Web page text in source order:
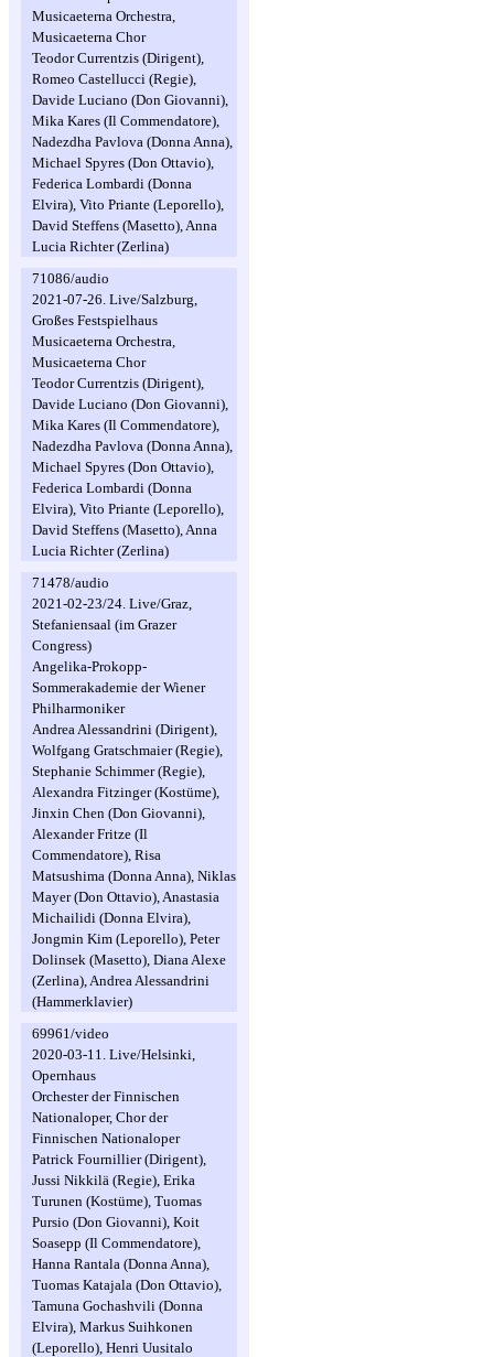
Musicaeterna Orchestra,
Musicaeterna Chor
Teodor Currentzis (Dirigent),
Romeo Castellucci (Regie),
Davide Luciano (Don Giovanni),
Mika Kares (Il Commendatore),
Nadezdha Pavlova (Donna Anna),
Michael Spyres (Don Ottavio),
Federica Lombardi (Donna
Elvira), Vito Priante (Leporello),
David Steffens (Masetto), Anna
Lucia Richter (Zerlina)
71086/audio
2021-07-26. Live/Salzburg,
Großes Festspielhaus
Musicaeterna Orchestra,
Musicaeterna Chor
Teodor Currentzis (Dirigent),
Davide Luciano (Don Giovanni),
Mika Kares (Il Commendatore),
Nadezdha Pavlova (Donna Anna),
Michael Spyres (Don Ottavio),
Federica Lombardi (Donna
Elvira), Vito Priante (Leporello),
David Steffens (Masetto), Anna
Lucia Richter (Zerlina)
71478/audio
2021-02-23/24. Live/Graz,
Stefaniensaal (im Grazer
Congress)
Angelika-Prokopp-
Sommerakademie der Wiener
Philharmoniker
Andrea Alessandrini (Dirigent),
Wolfgang Gratschmaier (Regie),
Stephanie Schimmer (Regie),
Alexandra Fitzinger (Kostüme),
Jinxin Chen (Don Giovanni),
Alexander Fritze (Il
Commendatore), Risa
Matsushima (Donna Anna), Niklas
Mayer (Don Ottavio), Anastasia
Michailidi (Donna Elvira),
Jongmin Kim (Leporello), Peter
Dolinsek (Masetto), Diana Alexe
(Zerlina), Andrea Alessandrini
(Hammerklavier)
69961/video
2020-03-11. Live/Helsinki,
Opernhaus
Orchester der Finnischen
Nationaloper, Chor der
Finnischen Nationaloper
Patrick Fournillier (Dirigent),
Jussi Nikkilä (Regie), Erika
Turunen (Kostüme), Tuomas
Pursio (Don Giovanni), Koit
Soasepp (Il Commendatore),
Hanna Rantala (Donna Anna),
Tuomas Katajala (Don Ottavio),
Tamuna Gochashvili (Donna
Elvira), Markus Suihkonen
(Leporello), Henri Uusitalo